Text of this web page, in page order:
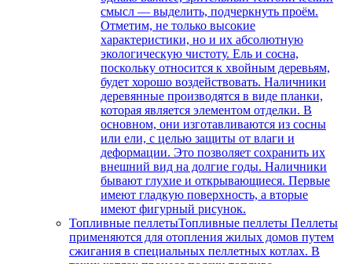
смысл — выделить, подчеркнуть проём.
Отметим, не только высокие
характеристики, но и их абсолютную
экологическую чистоту. Ель и сосна,
поскольку относится к хвойным деревьям,
будет хорошо воздействовать. Наличники
деревянные производятся в виде планки,
которая является элементом отделки. В
основном, они изготавливаются из сосны
или ели, с целью защиты от влаги и
деформации. Это позволяет сохранить их
внешний вид на долгие годы. Наличники
бывают глухие и открывающиеся. Первые
имеют гладкую поверхность, а вторые
имеют фигурный рисунок.
Топливные пеллетыТопливные пеллеты Пеллеты
применяются для отопления жилых домов путем
сжигания в специальных пеллетных котлах. В